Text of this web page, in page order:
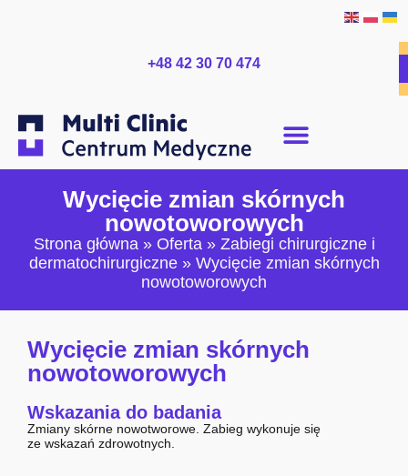
+48 42 30 70 474
Wycięcie zmian skórnych
nowotoworowych
Strona główna» Oferta» Zabiegi chirurgiczne i
dermatochirurgiczne» Wycięcie zmian skórnych
nowotoworowych
Wycięcie zmian skórnych
nowotoworowych
Wskazania do badania
Zmiany skórne nowotworowe. Zabieg wykonuje się
ze wskazań zdrowotnych.